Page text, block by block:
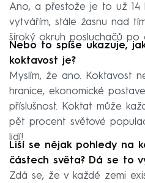
Ano, a přestože je to už 14
vytvářím, stále žasnu nad
široký okruh posluchačů po
Nebo to spíše ukazuje,
koktavost je?
Myslím, že ano. Koktavost
hranice, ekonomické
příslušnost. Koktat může
pět procent světové
lidí!
Liší se nějak pohledy na
částech světa? Dá se to
Zdá se, že v každé zemi